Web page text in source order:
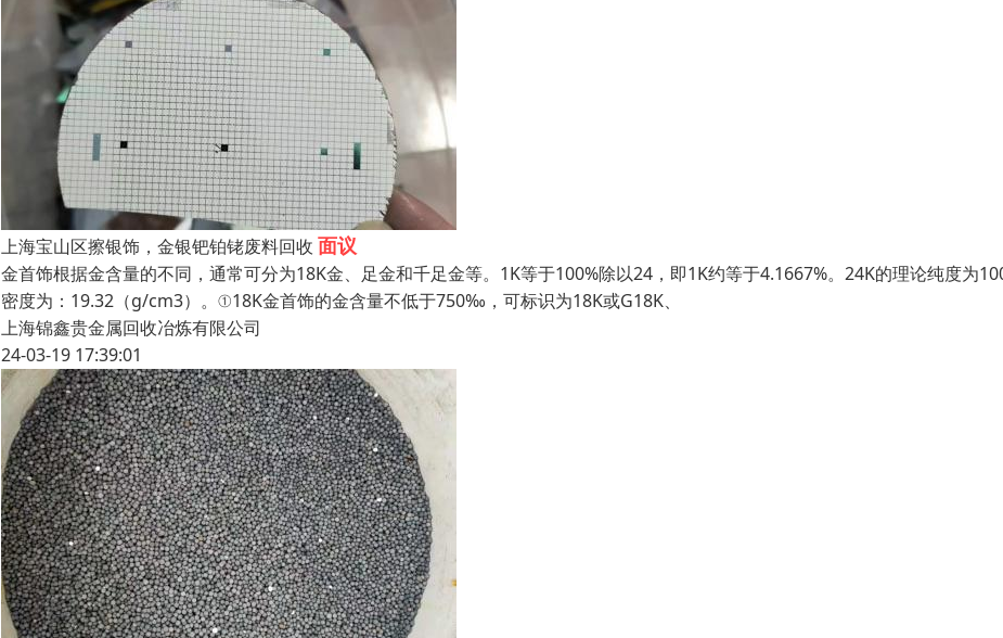
上海宝山区擦银饰，金银钯铂铑废料回收 面议
金首饰根据金含量的不同，通常可分为18K金、足金和千足金等。1K等于100%除以24，即1K约等于4.1667%。24K的理论纯度为
密度为：19.32（g/cm3）。①18K金首饰的金含量不低于750‰，可标识为18K或G18K、
上海锦鑫贵金属回收冶炼有限公司
24-03-19 17:39:01